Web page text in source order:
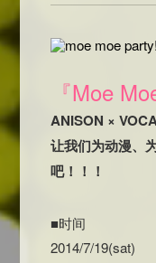
『Moe
ANISON ×
让我们为动漫、
吧！！！
■时间
2014/7/19(sat)